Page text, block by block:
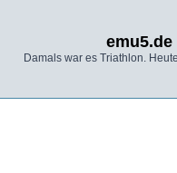
emu5.de
Damals war es Triathlon.